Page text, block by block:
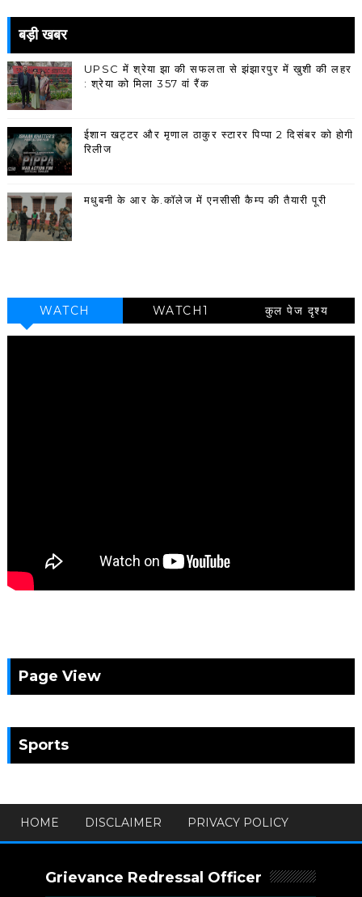
बड़ी खबर
UPSC में श्रेया झा की सफलता से झंझारपुर में खुशी की लहर
: श्रेया को मिला 357 वां रैंक
ईशान खट्टर और मृणाल ठाकुर स्टारर पिप्पा 2 दिसंबर को होगी
रिलीज
मधुबनी के आर के.कॉलेज में एनसीसी कैम्प की तैयारी पूरी
WATCH WATCH1 कुल पेज दृश्य
Page View
Sports
HOME DISCLAIMER PRIVACY POLICY
Grievance Redressal Officer